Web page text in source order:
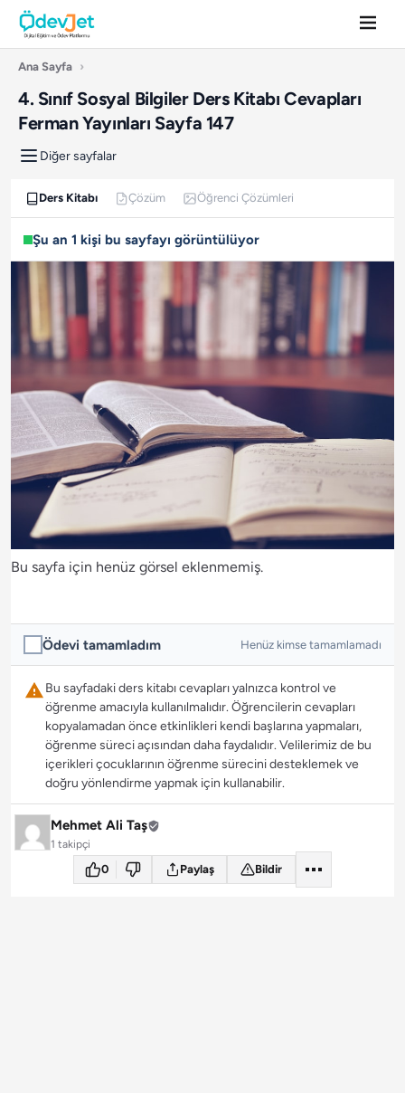
Ana Sayfa ›
4. Sınıf Sosyal Bilgiler Ders Kitabı Cevapları
Ferman Yayınları Sayfa 147
Diğer sayfalar
Ders Kitabı Çözüm Öğrenci Çözümleri
Şu an 1 kişi bu sayfayı görüntülüyor
Bu sayfa için henüz görsel eklenmemiş.
Ödevi tamamladım Henüz kimse tamamlamadı
Bu sayfadaki ders kitabı cevapları yalnızca kontrol ve
öğrenme amacıyla kullanılmalıdır. Öğrencilerin cevapları
kopyalamadan önce etkinlikleri kendi başlarına yapmaları,
öğrenme süreci açısından daha faydalıdır. Velilerimiz de bu
içerikleri çocuklarının öğrenme sürecini desteklemek ve
doğru yönlendirme yapmak için kullanabilir.
Mehmet Ali Taş
1 takipçi
0 Paylaş Bildir